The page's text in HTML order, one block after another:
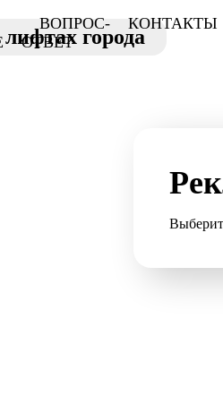
ВОПРОС-
ОТВЕТ
КОНТАКТЫ
города